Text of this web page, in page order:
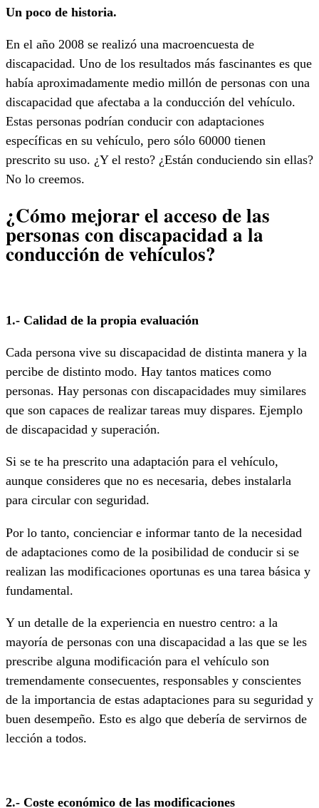
Un poco de historia.
En el año 2008 se realizó una macroencuesta de
discapacidad. Uno de los resultados más fascinantes es que
había aproximadamente medio millón de personas con una
discapacidad que afectaba a la conducción del vehículo.
Estas personas podrían conducir con adaptaciones
específicas en su vehículo, pero sólo 60000 tienen
prescrito su uso. ¿Y el resto? ¿Están conduciendo sin ellas?
No lo creemos.
¿Cómo mejorar el acceso de las
personas con discapacidad a la
conducción de vehículos?
1.- Calidad de la propia evaluación
Cada persona vive su discapacidad de distinta manera y la
percibe de distinto modo. Hay tantos matices como
personas. Hay personas con discapacidades muy similares
que son capaces de realizar tareas muy dispares. Ejemplo
de discapacidad y superación.
Si se te ha prescrito una adaptación para el vehículo,
aunque consideres que no es necesaria, debes instalarla
para circular con seguridad.
Por lo tanto, concienciar e informar tanto de la necesidad
de adaptaciones como de la posibilidad de conducir si se
realizan las modificaciones oportunas es una tarea básica y
fundamental.
Y un detalle de la experiencia en nuestro centro: a la
mayoría de personas con una discapacidad a las que se les
prescribe alguna modificación para el vehículo son
tremendamente consecuentes, responsables y conscientes
de la importancia de estas adaptaciones para su seguridad y
buen desempeño. Esto es algo que debería de servirnos de
lección a todos.
2.- Coste económico de las modificaciones